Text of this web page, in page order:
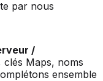
par nous
/
Maps, noms
ensemble